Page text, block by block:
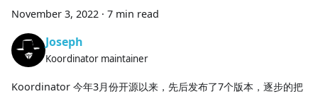
November 3, 2022 · 7 min read
Joseph
Koordinator maintainer
Koordinator 今年3月份开源以来，先后发布了7个版本，逐步的把